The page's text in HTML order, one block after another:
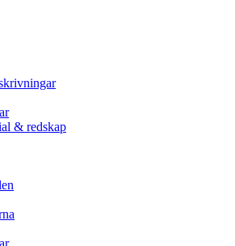
& redskap